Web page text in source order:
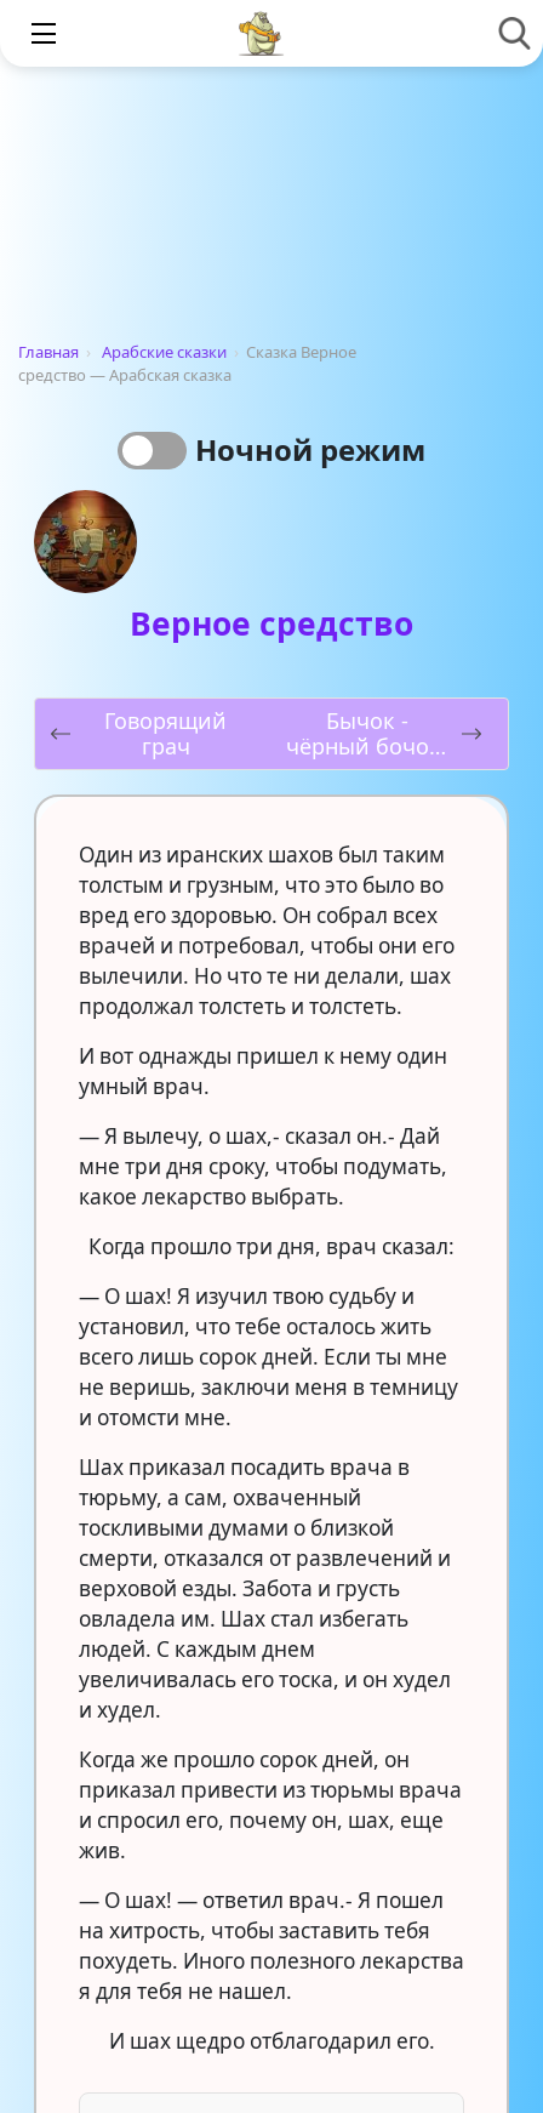
Главная › Арабские сказки › Сказка Верное
средство — Арабская сказка
Ночной режим
Верное средство
Говорящий
грач
Бычок -
чёрный бочок,
белые копытца
Один из иранских шахов был таким
толстым и грузным, что это было во
вред его здоровью. Он собрал всех
врачей и потребовал, чтобы они его
вылечили. Но что те ни делали, шах
продолжал толстеть и толстеть.
И вот однажды пришел к нему один
умный врач.
— Я вылечу, о шах,- сказал он.- Дай
мне три дня сроку, чтобы подумать,
какое лекарство выбрать.
Когда прошло три дня, врач сказал:
— О шах! Я изучил твою судьбу и
установил, что тебе осталось жить
всего лишь сорок дней. Если ты мне
не веришь, заключи меня в темницу
и отомсти мне.
Шах приказал посадить врача в
тюрьму, а сам, охваченный
тоскливыми думами о близкой
смерти, отказался от развлечений и
верховой езды. Забота и грусть
овладела им. Шах стал избегать
людей. С каждым днем
увеличивалась его тоска, и он худел
и худел.
Когда же прошло сорок дней, он
приказал привести из тюрьмы врача
и спросил его, почему он, шах, еще
жив.
— О шах! — ответил врач.- Я пошел
на хитрость, чтобы заставить тебя
похудеть. Иного полезного лекарства
я для тебя не нашел.
И шах щедро отблагодарил его.